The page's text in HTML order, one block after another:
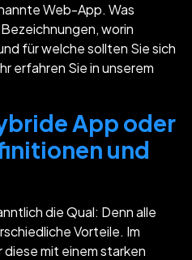
Web-App. Was
worin
für welche sollten Sie sich
erfahren Sie in unserem
App oder
und
die Qual: Denn alle
Vorteile. Im
mit einem starken